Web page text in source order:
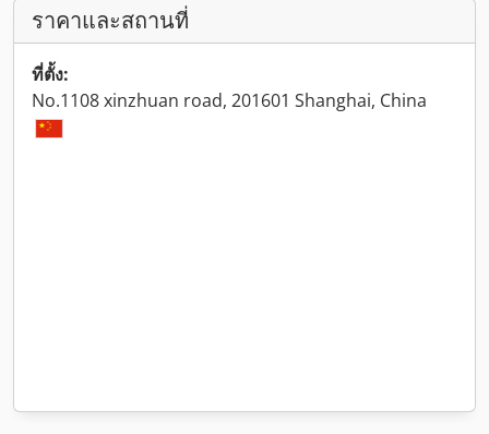
ราคาและสถานที่
ที่ตั้ง:
No.1108 xinzhuan road, 201601 Shanghai, China